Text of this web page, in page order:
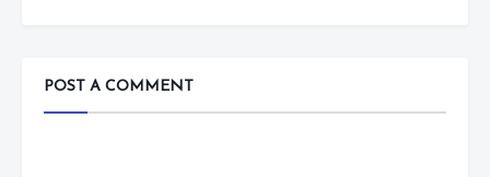
POST A COMMENT